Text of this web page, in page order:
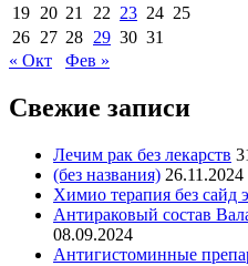
19 20 21 22 23 24 25
26 27 28 29 30 31
« Окт
Фев »
Свежие записи
Лечим рак без лекарств
(без названия) 26.11.2024
Химио терапия без сайд
Антираковый состав
08.09.2024
Антигистоминные